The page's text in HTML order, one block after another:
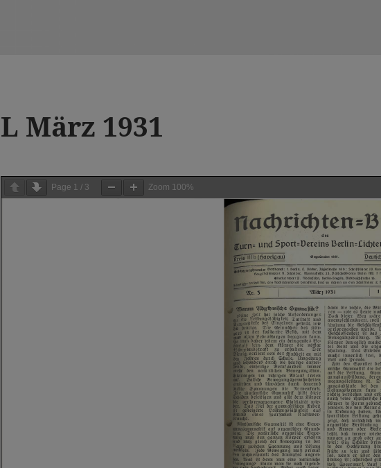
L März 1931
Page 1 / 3 Zoom 100%